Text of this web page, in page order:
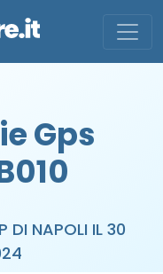
Gps
DI NAPOLI IL 30